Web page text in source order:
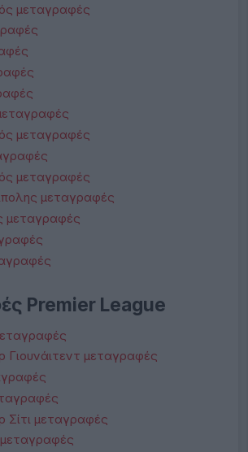
μεταγραφές
μεταγραφές
μεταγραφές
μεταγραφές
μεταγραφές
Premier League
μεταγραφές
μεταγραφές